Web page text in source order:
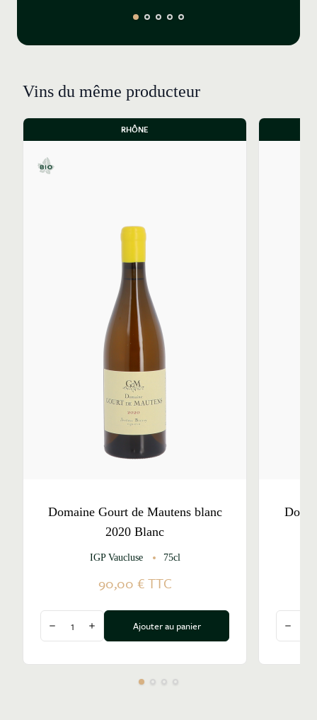
Vins du même producteur
RHÔNE
Domaine Gourt de Mautens blanc
2020 Blanc
IGP Vaucluse 75cl
90,00 €TTC
Diminuer la quantité
Augmenter la quantité
Ajouter au panier